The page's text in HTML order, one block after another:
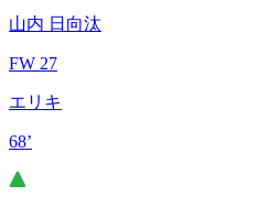
山内 日向汰
FW 27
エリキ
68’